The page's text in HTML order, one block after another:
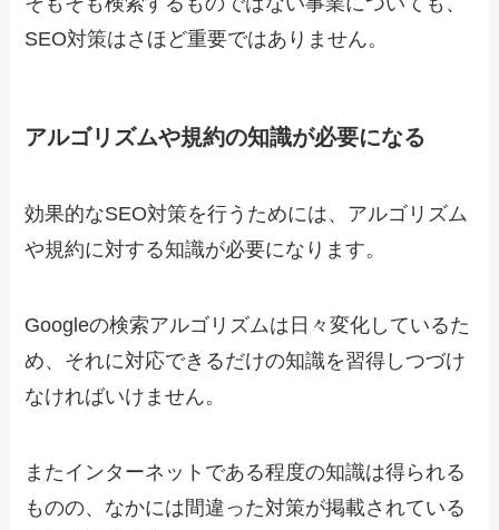
SEO対策はさほど重要ではありません。
アルゴリズムや規約の知識が必要になる
効果的なSEO対策を行うためには、アルゴリズム
や規約に対する知識が必要になります。
Googleの検索アルゴリズムは日々変化しているた
め、それに対応できるだけの知識を習得しつづけ
なければいけません。
またインターネットである程度の知識は得られる
ものの、なかには間違った対策が掲載されている